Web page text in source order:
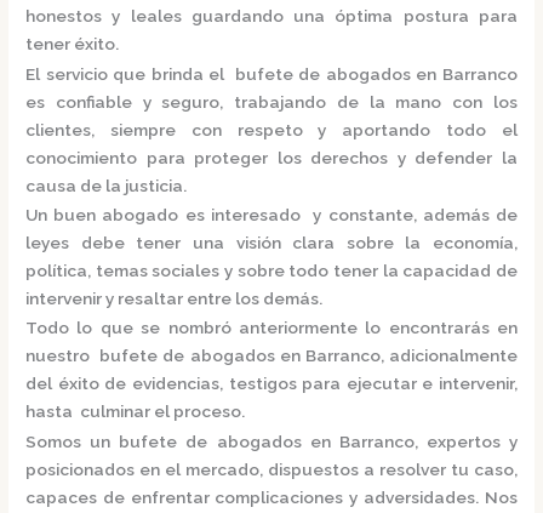
honestos y leales guardando una óptima postura para
tener éxito.
El servicio que brinda el
bufete de abogados en Barranco
es confiable y seguro, trabajando de la mano con los
clientes, siempre con respeto y aportando todo el
conocimiento para proteger los derechos y defender la
causa de la justicia.
Un buen abogado es interesado y constante, además de
leyes debe tener una visión clara sobre la economía,
política, temas sociales y sobre todo tener la capacidad de
intervenir y resaltar entre los demás.
Todo lo que se nombró anteriormente lo encontrarás en
nuestro bufete de abogados en Barranco, adicionalmente
del éxito de evidencias, testigos para ejecutar e intervenir,
hasta culminar el proceso.
Somos un bufete de abogados en Barranco, expertos y
posicionados en el mercado, dispuestos a resolver tu caso,
capaces de enfrentar complicaciones y adversidades. Nos